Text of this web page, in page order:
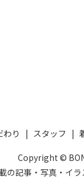
わり スタッフ
Copyright ©
載の記事・写真・イ